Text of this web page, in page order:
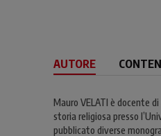
AUTORE
Mauro VELATI è docente
storia religiosa presso
pubblicato diverse